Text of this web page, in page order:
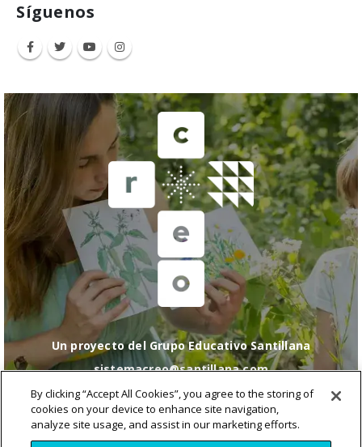
Síguenos
Un proyecto del Grupo Educativo Santillana
sistemacreo@santillana.com
Política de cookies|Configuración de cookies
Política de Privacidad|Condiciones de uso
de RRSS
By clicking “Accept All Cookies”, you agree to the storing of
cookies on your device to enhance site navigation,
analyze site usage, and assist in our marketing efforts.